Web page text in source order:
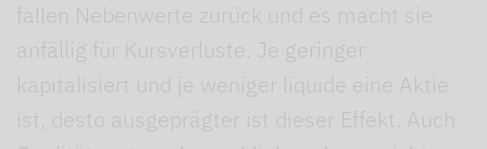
fallen Nebenwerte zurück und es macht sie
anfällig für Kursverluste. Je geringer
kapitalisiert und je weniger liquide eine Aktie
ist, desto ausgeprägter ist dieser Effekt. Auch